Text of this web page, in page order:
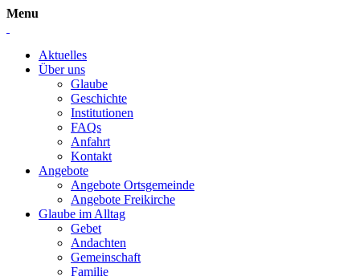
Menu
Aktuelles
Über uns
Glaube
Geschichte
Institutionen
FAQs
Anfahrt
Kontakt
Angebote
Angebote Ortsgemeinde
Angebote Freikirche
Glaube im Alltag
Gebet
Andachten
Gemeinschaft
Familie